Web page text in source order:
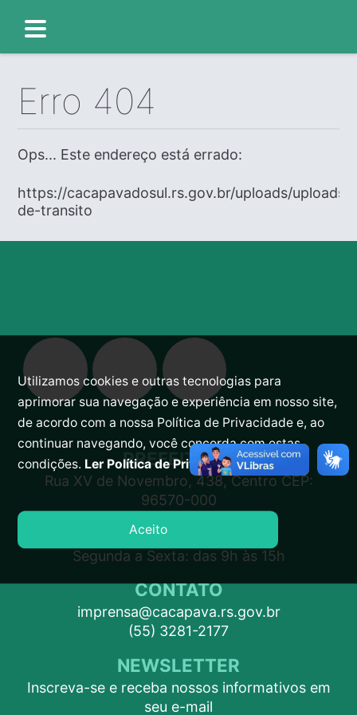
Erro 404
Ops... Este endereço está errado:
https://cacapavadosul.rs.gov.br/uploads/
de-transito
PREFEITURA
Rua XV de Novembro, 438, Centro CEP:
96570-000
ATENDIMENTO
Segunda a Sexta: das 9h às 15h
CONTATO
imprensa@cacapava.rs.gov.br
(55) 3281-2177
NEWSLETTER
Inscreva-se e receba nossos informativos em
seu e-mail
Utilizamos cookies e outras tecnologias para
aprimorar sua navegação e experiência em nosso site,
de acordo com a nossa Política de Privacidade e, ao
continuar navegando, você concorda com estas
condições. Ler Política de Privacidade.
Aceito